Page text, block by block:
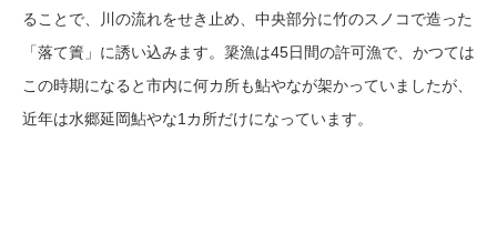
ることで、川の流れをせき止め、中央部分に竹のスノコで造った
「落て簀」に誘い込みます。簗漁は45日間の許可漁で、かつては
この時期になると市内に何カ所も鮎やなが架かっていましたが、
近年は水郷延岡鮎やな1カ所だけになっています。